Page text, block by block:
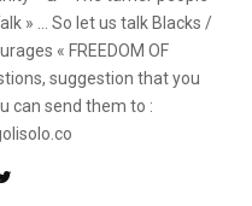
» ... So let us talk Blacks /
« FREEDOM OF
suggestion that you
can send them to :